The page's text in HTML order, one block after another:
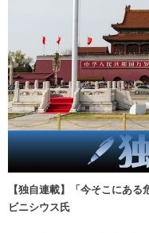
【独自連載】「今そこにあ
ビニシウス氏